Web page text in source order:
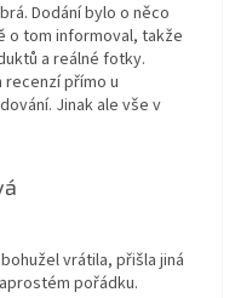
Dodání bylo o něco
o tom informoval, takže
a reálné fotky.
přímo u
Jinak ale vše v
5 hvězdiček.
vrátila, přišla jiná
pořádku.